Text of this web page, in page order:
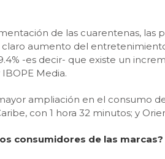
de las cuarentenas, las
claro aumento del
-es decir- que existe un
Media.
ampliación en el consumo
con 1 hora 32 minutos; y
consumidores de las marcas?